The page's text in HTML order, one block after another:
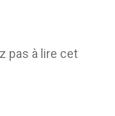
pas à lire cet